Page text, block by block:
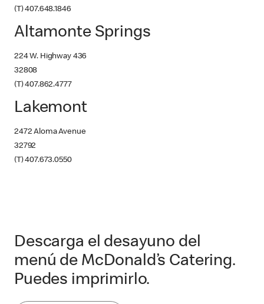
(T) 407.648.1846
Altamonte Springs
224 W. Highway 436
32808
(T) 407.862.4777
Lakemont
2472 Aloma Avenue
32792
(T) 407.673.0550
Descarga el desayuno del
menú de McDonald’s Catering.
Puedes imprimirlo.